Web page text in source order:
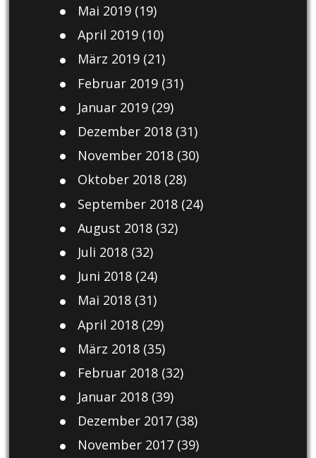
Mai 2019(19)
April 2019(10)
März 2019(21)
Februar 2019(31)
Januar 2019(29)
Dezember 2018(31)
November 2018(30)
Oktober 2018(28)
September 2018(24)
August 2018(32)
Juli 2018(32)
Juni 2018(24)
Mai 2018(31)
April 2018(29)
März 2018(35)
Februar 2018(32)
Januar 2018(39)
Dezember 2017(38)
November 2017(39)